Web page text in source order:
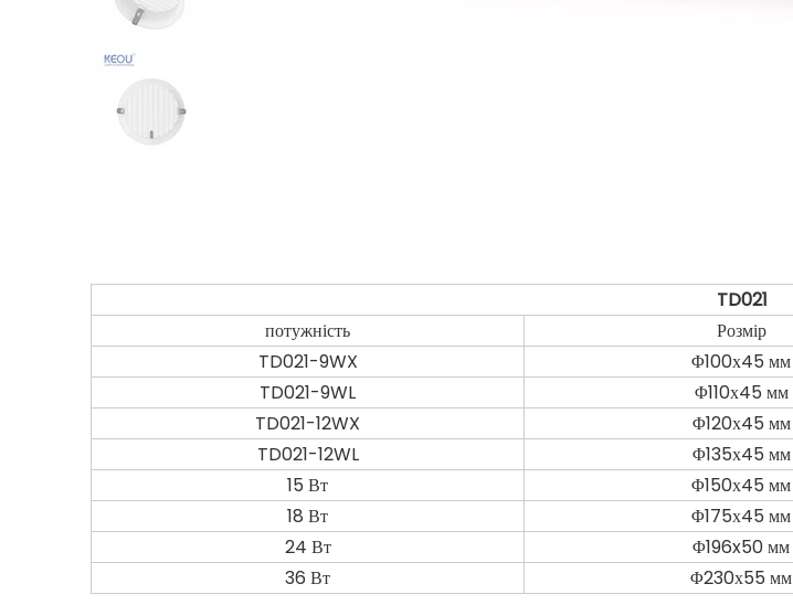
TD021
потужність
Розмір
TD021-9WX
Φ100х45 мм
TD021-9WL
Φ110х45 мм
TD021-12WX
Φ120х45 мм
TD021-12WL
Φ135х45 мм
15 Вт
Φ150х45 мм
18 Вт
Φ175х45 мм
24 Вт
Φ196x50 мм
36 Вт
Φ230х55 мм